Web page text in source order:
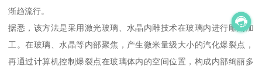
渐趋流行。
据悉，该方法是采用激光玻璃、水晶内雕技术在玻璃内进行雕刻加
工。在玻璃、水晶等内部聚焦，产生微米量级大小的汽化爆裂点，
再通过计算机控制爆裂点在玻璃体内的空间位置，构成内部绚丽多